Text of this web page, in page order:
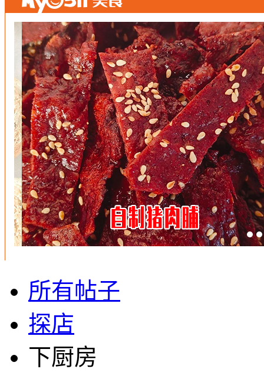
所有帖子
探店
下厨房